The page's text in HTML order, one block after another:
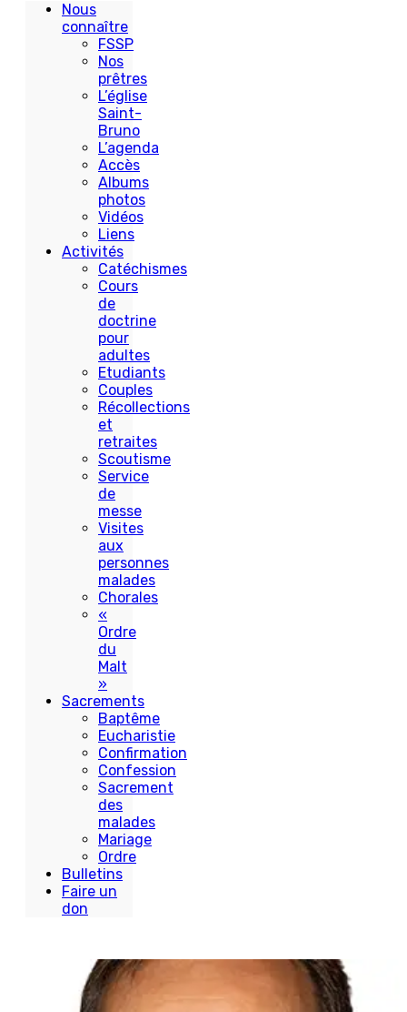
Nous
connaître
FSSP
Nos
prêtres
L’église
Saint-
Bruno
L’agenda
Accès
Albums
photos
Vidéos
Liens
Activités
Catéchismes
Cours
de
doctrine
pour
adultes
Etudiants
Couples
Récollections
et
retraites
Scoutisme
Service
de
messe
Visites
aux
personnes
malades
Chorales
«
Ordre
du
Malt
»
Sacrements
Baptême
Eucharistie
Confirmation
Confession
Sacrement
des
malades
Mariage
Ordre
Bulletins
Faire un
don